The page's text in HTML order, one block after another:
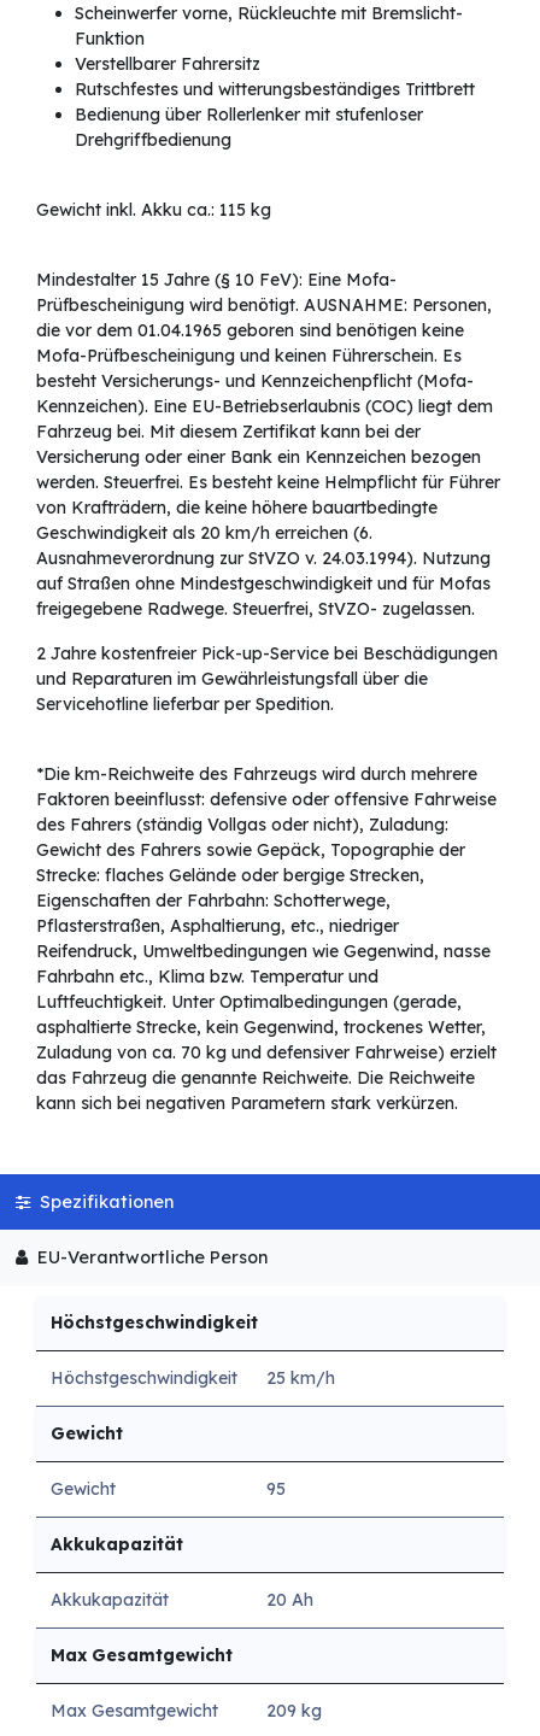
Scheinwerfer vorne, Rückleuchte mit Bremslicht-
Funktion
Verstellbarer Fahrersitz
Rutschfestes und witterungsbeständiges Trittbrett
Bedienung über Rollerlenker mit stufenloser
Drehgriffbedienung
Gewicht inkl. Akku ca.: 115 kg
Mindestalter 15 Jahre (§ 10 FeV): Eine Mofa-
Prüfbescheinigung wird benötigt. AUSNAHME: Personen,
die vor dem 01.04.1965 geboren sind benötigen keine
Mofa-Prüfbescheinigung und keinen Führerschein. Es
besteht Versicherungs- und Kennzeichenpflicht (Mofa-
Kennzeichen). Eine EU-Betriebserlaubnis (COC) liegt dem
Fahrzeug bei. Mit diesem Zertifikat kann bei der
Versicherung oder einer Bank ein Kennzeichen bezogen
werden. Steuerfrei. Es besteht keine Helmpflicht für Führer
von Krafträdern, die keine höhere bauartbedingte
Geschwindigkeit als 20 km/h erreichen (6.
Ausnahmeverordnung zur StVZO v. 24.03.1994). Nutzung
auf Straßen ohne Mindestgeschwindigkeit und für Mofas
freigegebene Radwege. Steuerfrei, StVZO- zugelassen.
2 Jahre kostenfreier Pick-up-Service bei Beschädigungen
und Reparaturen im Gewährleistungsfall über die
Servicehotline lieferbar per Spedition.
*Die km-Reichweite des Fahrzeugs wird durch mehrere
Faktoren beeinflusst: defensive oder offensive Fahrweise
des Fahrers (ständig Vollgas oder nicht), Zuladung:
Gewicht des Fahrers sowie Gepäck, Topographie der
Strecke: flaches Gelände oder bergige Strecken,
Eigenschaften der Fahrbahn: Schotterwege,
Pflasterstraßen, Asphaltierung, etc., niedriger
Reifendruck, Umweltbedingungen wie Gegenwind, nasse
Fahrbahn etc., Klima bzw. Temperatur und
Luftfeuchtigkeit. Unter Optimalbedingungen (gerade,
asphaltierte Strecke, kein Gegenwind, trockenes Wetter,
Zuladung von ca. 70 kg und defensiver Fahrweise) erzielt
das Fahrzeug die genannte Reichweite. Die Reichweite
kann sich bei negativen Parametern stark verkürzen.
Spezifikationen
EU-Verantwortliche Person
Höchstgeschwindigkeit
Höchstgeschwindigkeit 25 km/h
Gewicht
Gewicht 95
Akkukapazität
Akkukapazität 20 Ah
Max Gesamtgewicht
Max Gesamtgewicht 209 kg